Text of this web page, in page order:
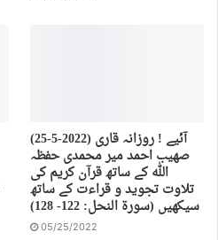
(25-5-2022) آئیے ! روزانہ قاری
صهیب احمد میر محمدی حفظہ
اللہ کے ساتھ قرآن کریم کی
تلاوت تجوید و قراءت کے ساتھ
سیکھیں (سورة النحل: 122- 128)
05/25/2022